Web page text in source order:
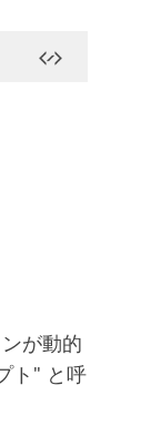
が動的
ト" と呼